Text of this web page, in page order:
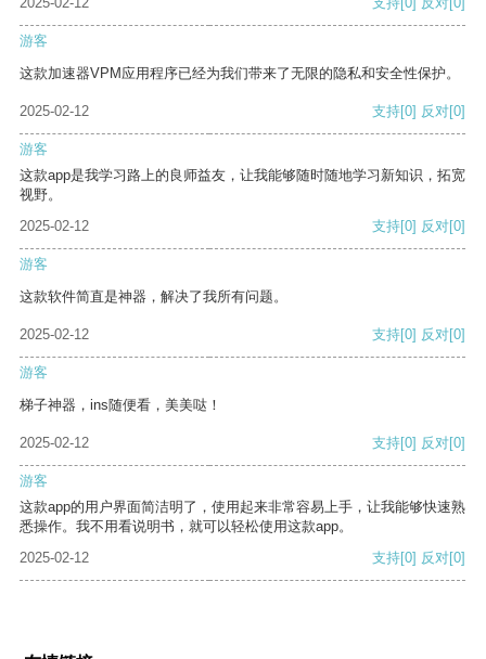
游客
这款加速器VPM应用程序已经为我们带来了无限的隐私和安全性保护。
2025-02-12 支持[0] 反对[0]
游客
这款app是我学习路上的良师益友，让我能够随时随地学习新知识，拓宽
视野。
2025-02-12
支持[0] 反对[0]
游客
这款软件简直是神器，解决了我所有问题。
2025-02-12 支持[0] 反对[0]
游客
梯子神器，ins随便看，美美哒！
2025-02-12 支持[0] 反对[0]
游客
这款app的用户界面简洁明了，使用起来非常容易上手，让我能够快速熟
悉操作。我不用看说明书，就可以轻松使用这款app。
2025-02-12
支持[0] 反对[0]